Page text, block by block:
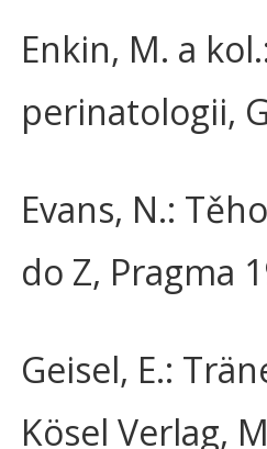
Enkin, M. a
perinatologii,
Evans, N.:
do Z, Pragma
Geisel, E.:
Kösel Verlag,